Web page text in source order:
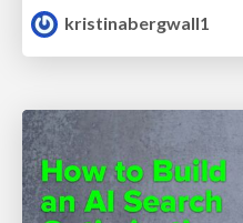
kristinabergwall1